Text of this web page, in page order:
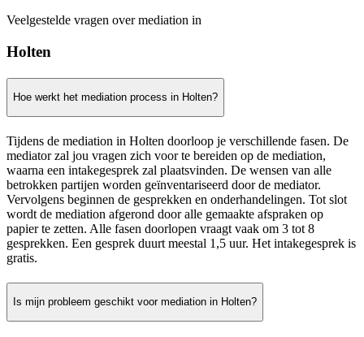
Veelgestelde vragen over mediation in
Holten
Hoe werkt het mediation process in Holten?
Tijdens de mediation in Holten doorloop je verschillende fasen. De
mediator zal jou vragen zich voor te bereiden op de mediation,
waarna een intakegesprek zal plaatsvinden. De wensen van alle
betrokken partijen worden geïnventariseerd door de mediator.
Vervolgens beginnen de gesprekken en onderhandelingen. Tot slot
wordt de mediation afgerond door alle gemaakte afspraken op
papier te zetten. Alle fasen doorlopen vraagt vaak om 3 tot 8
gesprekken. Een gesprek duurt meestal 1,5 uur. Het intakegesprek is
gratis.
Is mijn probleem geschikt voor mediation in Holten?